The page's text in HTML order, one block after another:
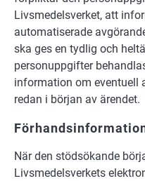
Livsmedelsverket, att
automatiserade
ska ges en tydlig och
personuppgifter
information om eventuell
redan i början av ärendet.
När den stödsökande
Livsmedelsverkets